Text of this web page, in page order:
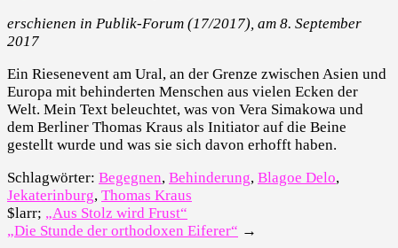
erschienen in Publik-Forum (17/2017), am 8. September
2017
Ein Riesenevent am Ural, an der Grenze zwischen Asien und
Europa mit behinderten Menschen aus vielen Ecken der
Welt. Mein Text beleuchtet, was von Vera Simakowa und
dem Berliner Thomas Kraus als Initiator auf die Beine
gestellt wurde und was sie sich davon erhofft haben.
Schlagwörter: Begegnen, Behinderung, Blagoe Delo,
Jekaterinburg, Thomas Kraus
$larr; „Aus Stolz wird Frust“
„Die Stunde der orthodoxen Eiferer“ →